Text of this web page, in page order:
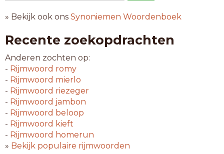
gevangen
gezangen
inhangen
invangen
nazangen
omgangen
omhangen
omvangen
opgangen
ophangen
opvangen
pinangen
» Bekijk ook ons Synoniemen Woordenboek
Recente zoekopdrachten
Anderen zochten op:
- Rijmwoord romy
- Rijmwoord mierlo
- Rijmwoord riezeger
- Rijmwoord jambon
- Rijmwoord beloop
- Rijmwoord kieft
- Rijmwoord homerun
» Bekijk populaire rijmwoorden